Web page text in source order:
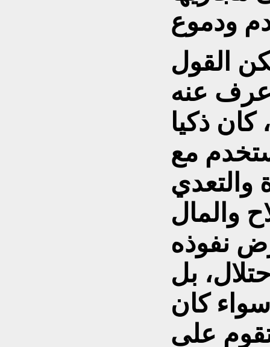
القول
عرف عنه
ذكيا
مع
والتعدي
والمال
نفوذه
بل
كان
تقوم على